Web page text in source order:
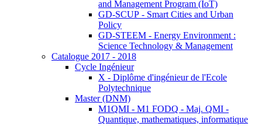
and Management Program (IoT)
GD-SCUP - Smart Cities and Urban
Policy
GD-STEEM - Energy Environment :
Science Technology & Management
Catalogue 2017 - 2018
Cycle Ingénieur
X - Diplôme d'ingénieur de l'Ecole
Polytechnique
Master (DNM)
M1QMI - M1 FODQ - Maj. QMI -
Quantique, mathematiques, informatique